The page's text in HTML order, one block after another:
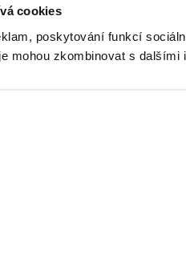
cookies
poskytování funkcí
mohou zkombinovat s